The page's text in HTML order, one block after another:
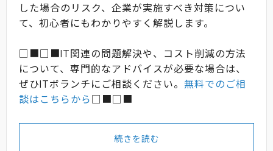
した場合のリスク、企業が実施すべき対策につい
て、初心者にもわかりやすく解説します。
□■□■IT関連の問題解決や、コスト削減の方法
について、専門的なアドバイスが必要な場合は、
ぜひITボランチにご相談ください。 無料でのご相
談はこちらから□■□■
続きを読む